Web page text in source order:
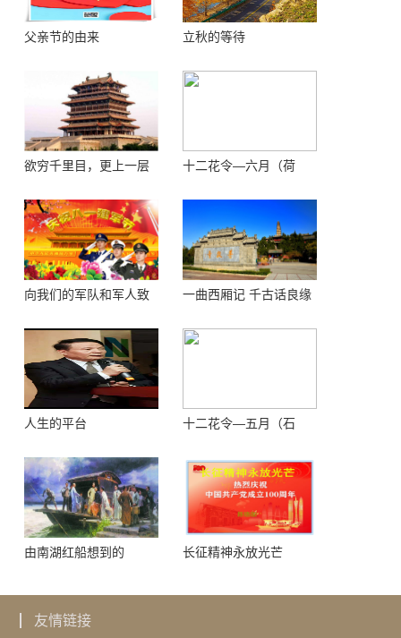
父亲节的由来 立秋的等待
欲穷千里目，更上一层
十二花令—六月（荷
向我们的军队和军人致
一曲西厢记 千古话良缘
人生的平台
十二花令—五月（石
由南湖红船想到的 长征精神永放光芒
友情链接